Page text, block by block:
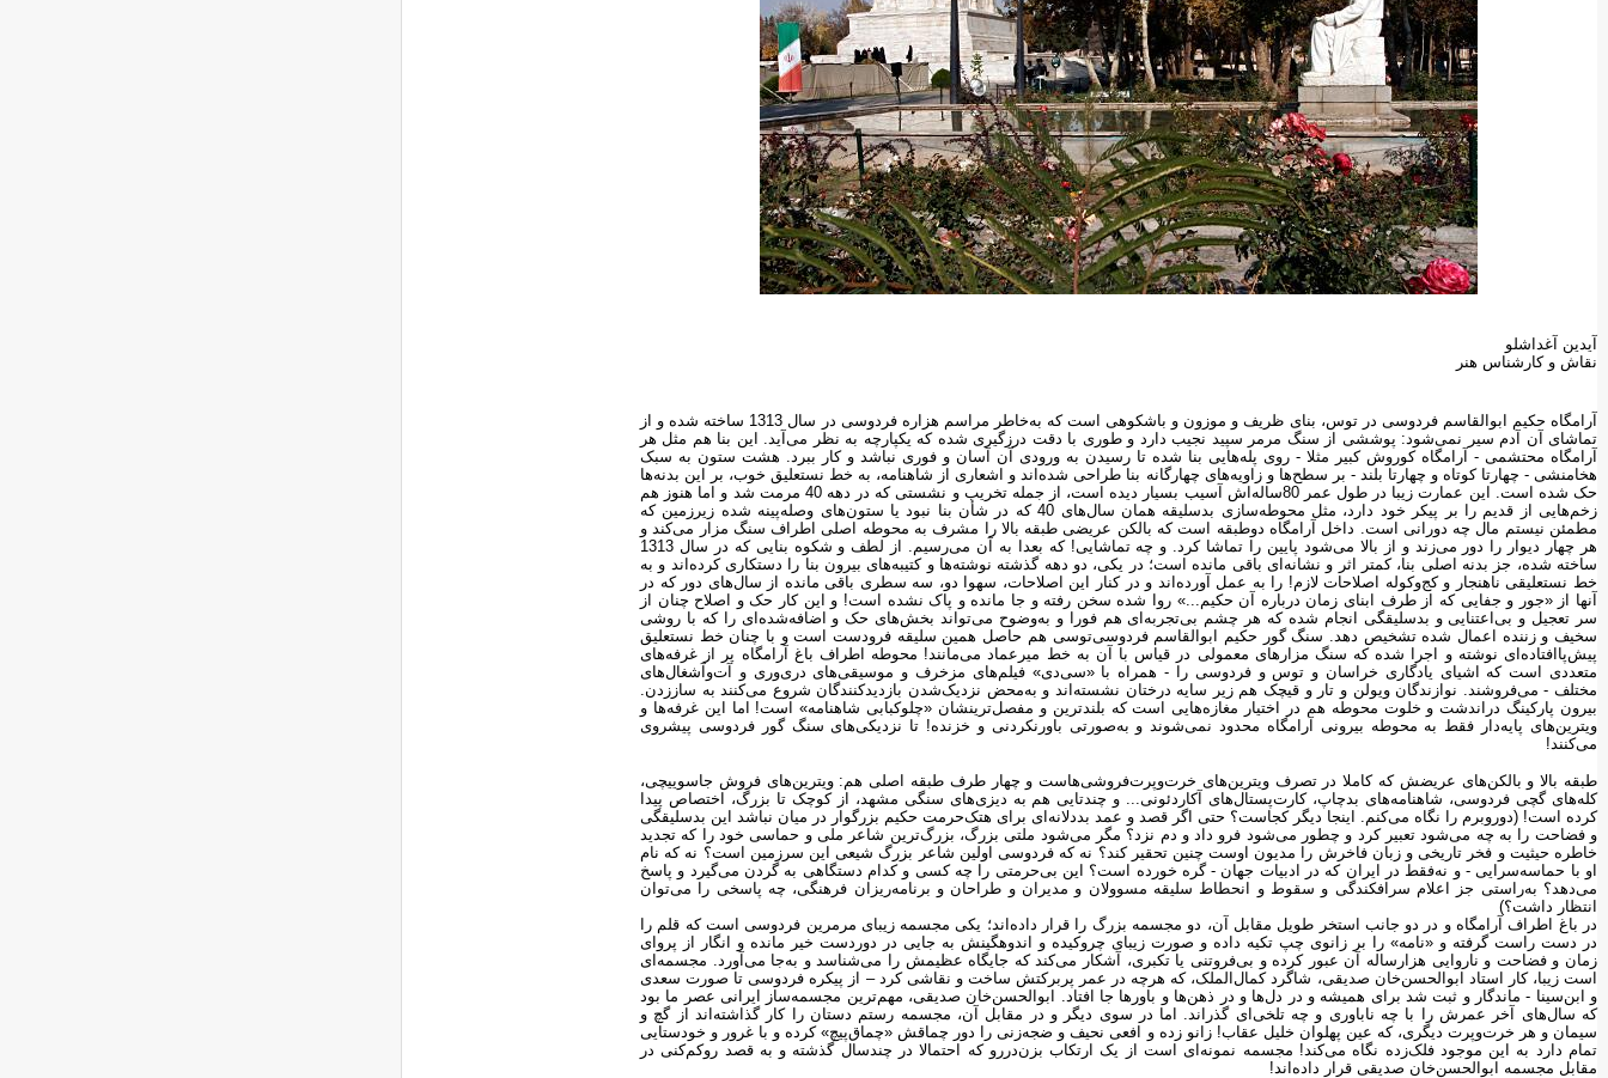
آیدین آغداشلو
نقاش و کارشناس هنر
آرامگاه حکیم ابوالقاسم فردوسی در توس، بنای ظریف و موزون و باشکوهی است که به‌خاطر مراسم‌ هزاره فردوسی در سال 1313 ساخته شده و از
تماشای آن آدم سیر نمی‌شود: پوششی از سنگ مرمر سپید نجیب دارد و طوری با دقت درز‌گیری شده که یکپارچه به نظر می‌آید. این بنا هم مثل هر
آرامگاه محتشمی - آرامگاه کوروش کبیر مثلا - روی پله‌هایی بنا شده تا رسیدن به ورودی آن آسان و فوری نباشد و کار ببرد. هشت ستون به سبک
هخامنشی - چهارتا کوتاه و چهارتا بلند - بر سطح‌ها و زاویه‌های چهارگانه بنا طراحی شده‌اند و اشعاری از شاهنامه، به خط نستعلیق خوب، بر این بدنه‌ها
حک شده است. این عمارت زیبا در طول عمر 80ساله‌اش آسیب بسیار دیده است، از جمله تخریب و نشستی که در دهه 40 مرمت شد و اما هنوز هم
زخم‌هایی از قدیم را بر پیکر خود دارد، مثل محوطه‌سازی بدسلیقه همان سال‌های 40 که در شأن بنا نبود یا ستون‌های وصله‌پینه شده زیرزمین که
مطمئن نیستم مال چه دورانی است. داخل آرامگاه دوطبقه است که بالکن عریضی طبقه بالا را مشرف به محوطه اصلی اطراف سنگ مزار می‌کند و
هر چهار دیوار را دور می‌زند و از بالا می‌شود پایین را تماشا کرد. و چه تماشایی! که بعدا به آن می‌رسیم. از لطف و شکوه بنایی که در سال 1313
ساخته شده، جز بدنه اصلی بنا، کمتر اثر و نشانه‌ای باقی مانده است؛ در یکی، دو دهه گذشته نوشته‌ها و کتیبه‌های بیرون بنا را دستکاری کرده‌اند و به
خط نستعلیقی ناهنجار و کج‌وکوله اصلاحات لازم! را به عمل آورده‌اند و در کنار این اصلاحات، سهوا دو، سه سطری باقی مانده از سال‌های دور که در
آنها از «جور و جفایی که از طرف ابنای زمان درباره آن حکیم...» روا شده سخن رفته و جا مانده و پاک نشده است! و این کار حک و اصلاح چنان از
سر تعجیل و بی‌اعتنایی و بدسلیقگی انجام شده که هر چشم بی‌تجربه‌ای هم فورا و به‌وضوح می‌تواند بخش‌های حک و اضافه‌شده‌ای را که با روشی
سخیف و زننده اعمال شده تشخیص دهد. سنگ گور حکیم ابوالقاسم فردوسی‌توسی هم حاصل همین سلیقه فرودست است و با چنان خط نستعلیق
پیش‌پاافتاده‌ای نوشته و اجرا شده که سنگ مزار‌های معمولی در قیاس با آن به خط میرعماد می‌مانند! محوطه اطراف باغ آرامگاه پر از غرفه‌های
متعددی است که اشیای یادگاری خراسان و توس و فردوسی را - همراه با «سی‌دی» فیلم‌های مزخرف و موسیقی‌های دری‌وری و آت‌وآشغال‌های
مختلف - می‌فروشند. نوازندگان ویولن و تار و قیچک هم زیر سایه درختان نشسته‌اند و به‌محض نزدیک‌شدن بازدیدکنندگان شروع می‌کنند به ساززدن.
بیرون پارکینگ دراندشت و خلوت محوطه هم در اختیار مغازه‌هایی است که بلندترین و مفصل‌ترینشان «چلوکبابی شاهنامه» است! اما این غرفه‌ها و
ویترین‌های پایه‌دار فقط به محوطه بیرونی آرامگاه محدود نمی‌شوند و به‌صورتی باورنکردنی و خزنده! تا نزدیکی‌های سنگ گور فردوسی پیشروی
می‌کنند!
طبقه بالا و بالکن‌های عریضش که کاملا در تصرف ویترین‌های خرت‌وپرت‌فروشی‌هاست و چهار طرف طبقه اصلی هم: ویترین‌های فروش جاسوییچی،
کله‌های گچی فردوسی، شاهنامه‌های بدچاپ، کارت‌پستال‌های آکاردئونی... و چندتایی هم به دیزی‌های سنگی مشهد، از کوچک تا بزرگ، اختصاص پیدا
کرده است! (دوروبرم را نگاه می‌کنم. اینجا دیگر کجاست؟ حتی اگر قصد و عمد بددلانه‌ای برای هتک‌حرمت حکیم بزرگوار در میان نباشد این بدسلیقگی
و فضاحت را به چه می‌شود تعبیر کرد و چطور می‌شود فرو داد و دم نزد؟ مگر می‌شود ملتی بزرگ، بزرگ‌ترین شاعر ملی و حماسی خود را که تجدید
خاطره حیثیت و فخر تاریخی و زبان فاخرش را مدیون اوست چنین تحقیر کند؟ نه که فردوسی اولین شاعر بزرگ شیعی این سرزمین است؟ نه که نام
او با حماسه‌سرایی - و نه‌فقط در ایران که در ادبیات جهان - گره خورده است؟ این بی‌حرمتی را چه کسی و کدام دستگاهی به گردن می‌گیرد و پاسخ
می‌دهد؟ به‌راستی جز اعلام سرافکندگی و سقوط و انحطاط سلیقه مسوولان و مدیران و طراحان و برنامه‌ریزان فرهنگی، چه پاسخی را می‌توان
انتظار داشت؟)
در باغ اطراف آرامگاه و در دو جانب استخر طویل مقابل آن، دو مجسمه بزرگ را قرار داده‌اند؛ یکی مجسمه زیبای مرمرین فردوسی است که قلم را
در دست راست گرفته و «نامه» را بر زانوی چپ تکیه داده و صورت زیبای چروکیده و اندوهگینش به جایی در دوردست خیر مانده و انگار از پروای
زمان و فضاحت و ناروایی‌ هزارساله آن عبور کرده و بی‌فروتنی یا تکبری، آشکار می‌کند که جایگاه عظیمش را می‌شناسد و به‌جا می‌آورد. مجسمه‌ای
است زیبا، کار استاد ابوالحسن‌خان صدیقی، شاگرد کمال‌الملک، که هرچه در عمر پربرکتش ساخت و نقاشی کرد – از پیکره فردوسی تا صورت سعدی
و ابن‌سینا - ماندگار و ثبت شد برای همیشه و در دل‌ها و در ذهن‌ها و باور‌ها جا افتاد. ابوالحسن‌خان صدیقی، مهم‌ترین مجسمه‌ساز ایرانی عصر ما بود
که سال‌های آخر عمرش را با چه ناباوری و چه تلخی‌ای گذراند. اما در سوی دیگر و در مقابل آن، مجسمه رستم دستان را کار گذاشته‌اند از گچ و
سیمان و هر خرت‌وپرت دیگری، که عین پهلوان خلیل عقاب! زانو زده و افعی نحیف و ضجه‌زنی را دور چماقش «چماق‌پیچ» کرده و با غرور و خودستایی
تمام دارد به این موجود فلک‌زده نگاه می‌کند! مجسمه نمونه‌ای است از یک ارتکاب بزن‌دررو که احتمالا در چندسال گذشته و به قصد ‌روکم‌کنی در
مقابل مجسمه ابوالحسن‌خان صدیقی قرار داده‌اند!